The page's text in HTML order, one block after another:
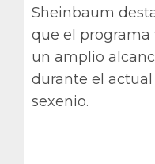
Sheinbaum
que el programa
un amplio
durante el actual
sexenio.